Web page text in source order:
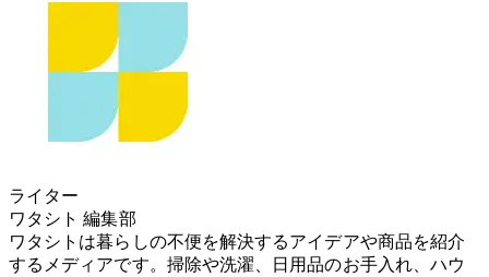
ライター
ワタシト 編集部
ワタシトは暮らしの不便を解決するアイデアや商品を紹介
するメディアです。掃除や洗濯、日用品のお手入れ、ハウ